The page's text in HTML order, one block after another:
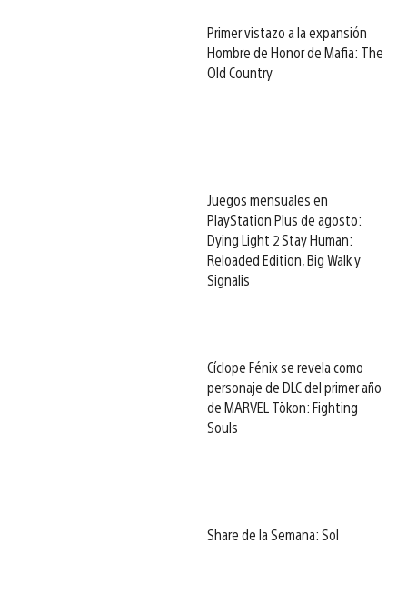
Primer vistazo a la expansión
Hombre de Honor de Mafia: The
Old Country
Juegos mensuales en
PlayStation Plus de agosto:
Dying Light 2 Stay Human:
Reloaded Edition, Big Walk y
Signalis
Cíclope Fénix se revela como
personaje de DLC del primer año
de MARVEL Tōkon: Fighting
Souls
Share de la Semana: Sol